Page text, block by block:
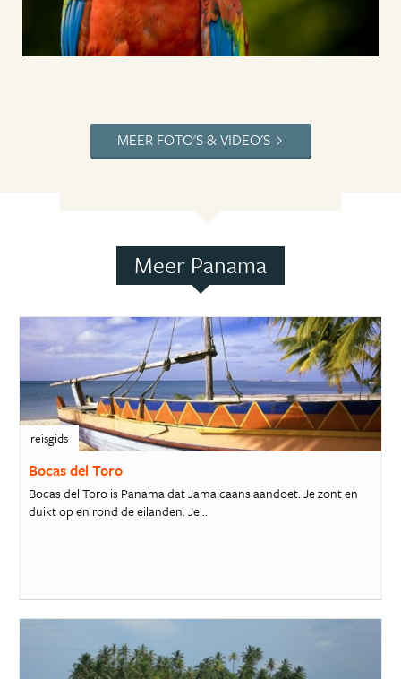
MEER FOTO'S & VIDEO'S
Meer Panama
reisgids
Bocas del Toro
Bocas del Toro is Panama dat Jamaicaans aandoet. Je zont en
duikt op en rond de eilanden. Je...